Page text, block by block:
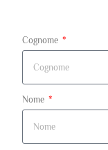
Cognome
Nome